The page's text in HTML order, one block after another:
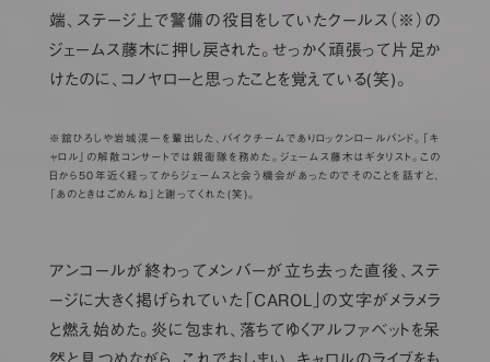
端、ステージ上で警備の役目をしていたクールス（※）の
ジェームス藤木に押し戻された。せっかく頑張って片足か
けたのに、コノヤローと思ったことを覚えている(笑)。
※舘ひろしや岩城滉一を輩出した、バイクチームでありロックンロールバンド。「キ
ャロル」の解散コンサートでは親衛隊を務めた。ジェームス藤木はギタリスト。この
日から50年近く経ってからジェームスと会う機会があったのでそのことを話すと、
「あのときはごめんね」と謝ってくれた(笑)。
アンコールが終わってメンバーが立ち去った直後、ステ
ージに大きく掲げられていた「CAROL」の文字がメラメラ
と燃え始めた。炎に包まれ、落ちてゆくアルファベットを呆